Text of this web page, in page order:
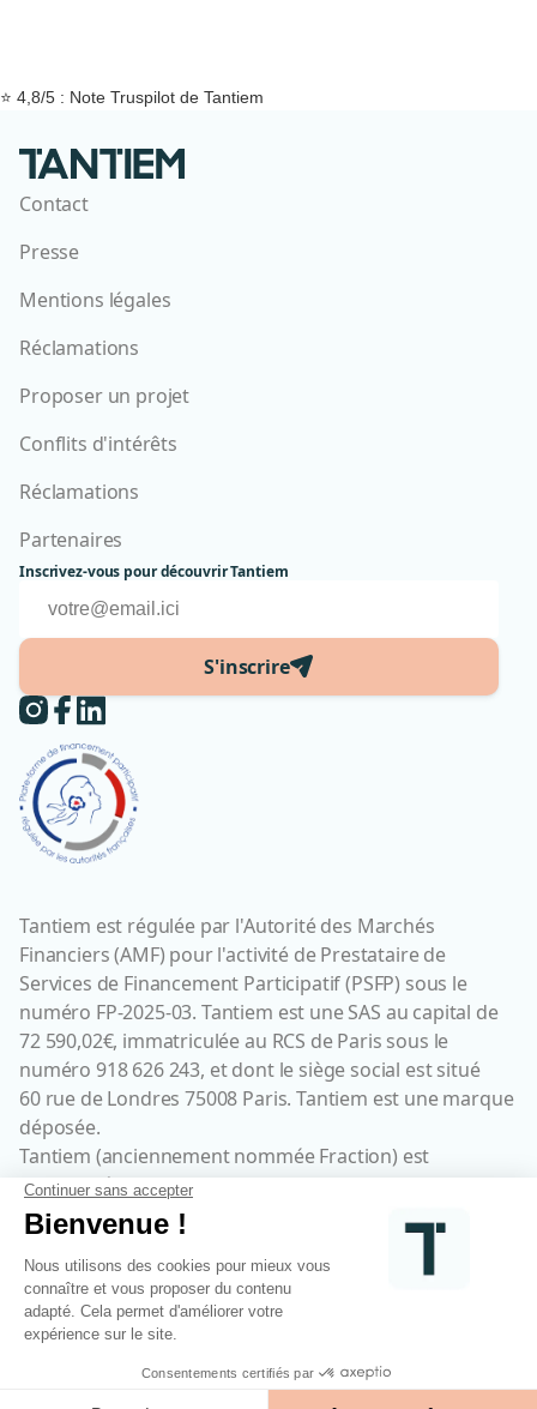
⭐ 4,8/5 : Note Truspilot de Tantiem
Contact
Presse
Mentions légales
Réclamations
Proposer un projet
Conflits d'intérêts
Réclamations
Partenaires
Inscrivez-vous pour découvrir Tantiem
S'inscrire
Tantiem est régulée par l'Autorité des Marchés
Financiers (AMF) pour l'activité de Prestataire de
Services de Financement Participatif (PSFP) sous le
numéro FP-2025-03. Tantiem est une SAS au capital de
72 590,02€, immatriculée au RCS de Paris sous le
numéro 918 626 243, et dont le siège social est situé
60 rue de Londres 75008 Paris. Tantiem est une marque
déposée.
Tantiem (anciennement nommée Fraction) est
enregistrée sous l'identifiant REGAFI N° 732543 par
l’Autorité de Contrôle Prudentiel et de Résolution (ACPR)
comme agent prestataire de services de paiement de
Lemonway (établissement de paiement dont le siège
social est situé au 8 rue du Sentier, 75002 Paris, agréé
par l’ACPR sous le numéro 16568).